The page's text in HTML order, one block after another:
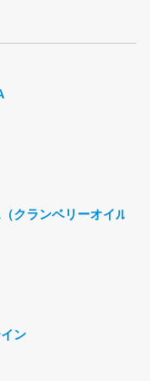
クランベリーオイル）
ン